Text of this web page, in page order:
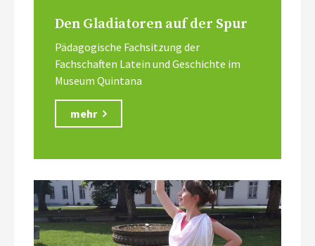
Den Gladiatoren auf der Spur
Pädagogische Fachsitzung der
Fachschaften Latein und Geschichte im
Museum Quintana
mehr